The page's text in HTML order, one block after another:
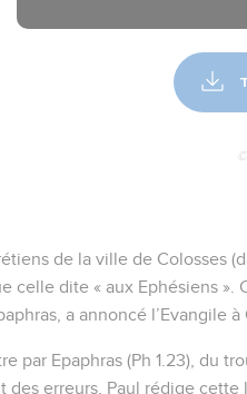
de la ville de Colosses
celle dite « aux Ephésiens ».
a annoncé l’Evangile à
par Epaphras (Ph 1.23), du
des erreurs, Paul rédige